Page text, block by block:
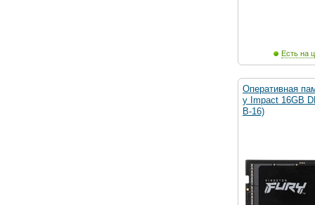
Есть на
Оперативная
y Impact 16GB
B-16)